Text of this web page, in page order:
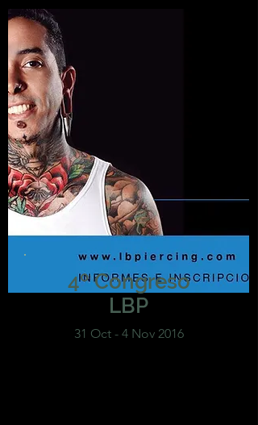
4º Congreso
LBP
31 Oct - 4 Nov 2016